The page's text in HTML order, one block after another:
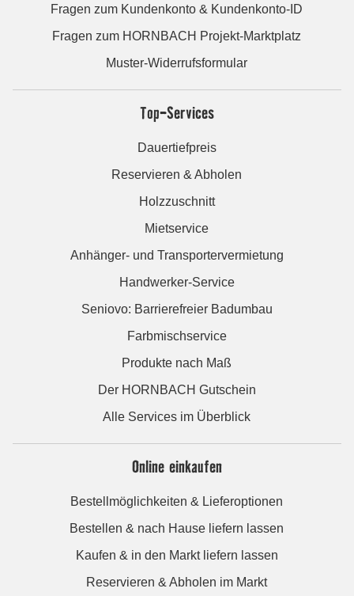
Fragen zum Kundenkonto & Kundenkonto-ID
Fragen zum HORNBACH Projekt-Marktplatz
Muster-Widerrufsformular
Top-Services
Dauertiefpreis
Reservieren & Abholen
Holzzuschnitt
Mietservice
Anhänger- und Transportervermietung
Handwerker-Service
Seniovo: Barrierefreier Badumbau
Farbmischservice
Produkte nach Maß
Der HORNBACH Gutschein
Alle Services im Überblick
Online einkaufen
Bestellmöglichkeiten & Lieferoptionen
Bestellen & nach Hause liefern lassen
Kaufen & in den Markt liefern lassen
Reservieren & Abholen im Markt